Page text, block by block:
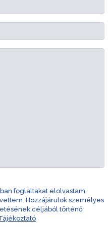
foglaltakat elolvastam,
Hozzájárulok személyes
céljából történő